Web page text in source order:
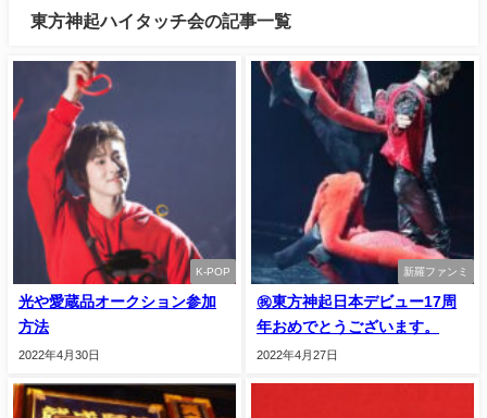
東方神起ハイタッチ会の記事一覧
K-POP
光や愛蔵品オークション参加
方法
2022年4月30日
新羅ファンミ
㊗東方神起日本デビュー17周
年おめでとうございます。
2022年4月27日